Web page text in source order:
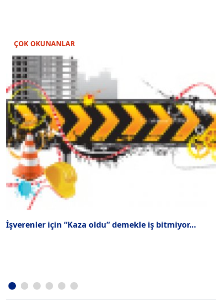
ÇOK OKUNANLAR
İşverenler için “Kaza oldu” demekle iş bitmiyor…